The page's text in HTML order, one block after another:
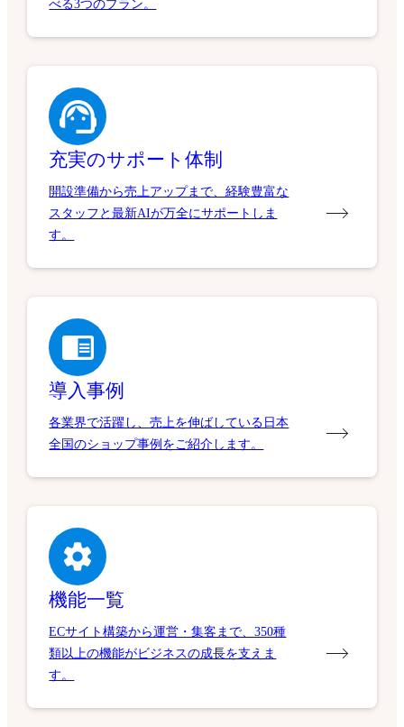
べる3つのプラン。
充実のサポート体制
開設準備から売上アップまで、経験豊富な
スタッフと最新AIが万全にサポートしま
す。
導入事例
各業界で活躍し、売上を伸ばしている日本
全国のショップ事例をご紹介します。
機能一覧
ECサイト構築から運営・集客まで、350種
類以上の機能がビジネスの成長を支えま
す。